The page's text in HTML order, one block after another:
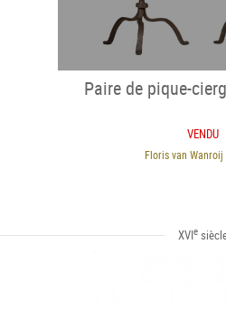
Paire de pique-
VENDU
Floris van
XVIe